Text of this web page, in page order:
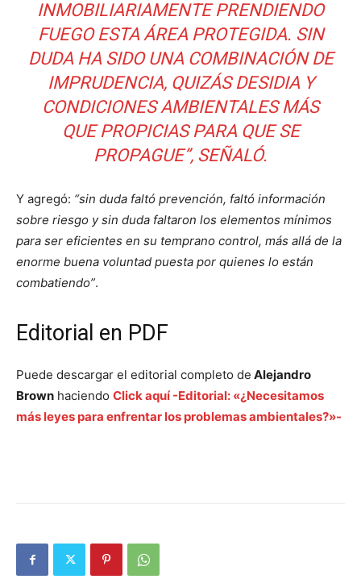
INMOBILIARIAMENTE PRENDIENDO
FUEGO ESTA ÁREA PROTEGIDA. SIN
DUDA HA SIDO UNA COMBINACIÓN DE
IMPRUDENCIA, QUIZÁS DESIDIA Y
CONDICIONES AMBIENTALES MÁS
QUE PROPICIAS PARA QUE SE
PROPAGUE”, SEÑALÓ.
Y agregó: “sin duda faltó prevención, faltó información
sobre riesgo y sin duda faltaron los elementos mínimos
para ser eficientes en su temprano control, más allá de la
enorme buena voluntad puesta por quienes lo están
combatiendo”.
Editorial en PDF
Puede descargar el editorial completo de Alejandro
Brown haciendo Click aquí -Editorial: «¿Necesitamos
más leyes para enfrentar los problemas ambientales?»-